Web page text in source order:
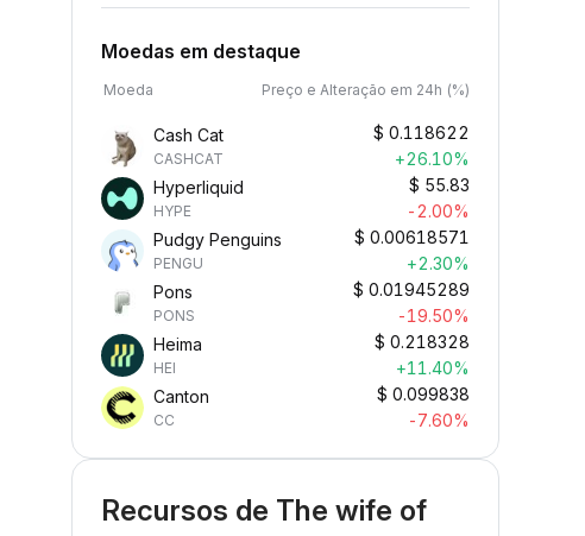
Moedas em destaque
Moeda Preço e Alteração em 24h (%)
Cash Cat
CASHCAT
$ 0.118622
+26.10%
Hyperliquid
HYPE
$ 55.83
-2.00%
Pudgy Penguins
PENGU
$ 0.00618571
+2.30%
Pons
PONS
$ 0.01945289
-19.50%
Heima
HEI
$ 0.218328
+11.40%
Canton
CC
$ 0.099838
-7.60%
Recursos de The wife of